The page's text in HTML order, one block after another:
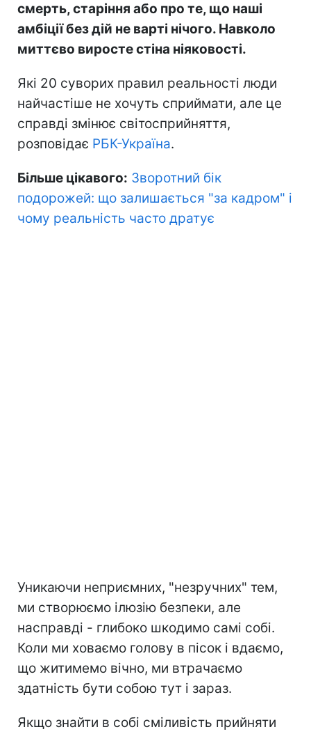
смерть, старіння або про те, що наші
амбіції без дій не варті нічого. Навколо
миттєво виросте стіна ніяковості.
Які 20 суворих правил реальності люди
найчастіше не хочуть сприймати, але це
справді змінює світосприйняття,
розповідає РБК-Україна.
Більше цікавого: Зворотний бік
подорожей: що залишається "за кадром" і
чому реальність часто дратує
Уникаючи неприємних, "незручних" тем,
ми створюємо ілюзію безпеки, але
насправді - глибоко шкодимо самі собі.
Коли ми ховаємо голову в пісок і вдаємо,
що житимемо вічно, ми втрачаємо
здатність бути собою тут і зараз.
Якщо знайти в собі сміливість прийняти